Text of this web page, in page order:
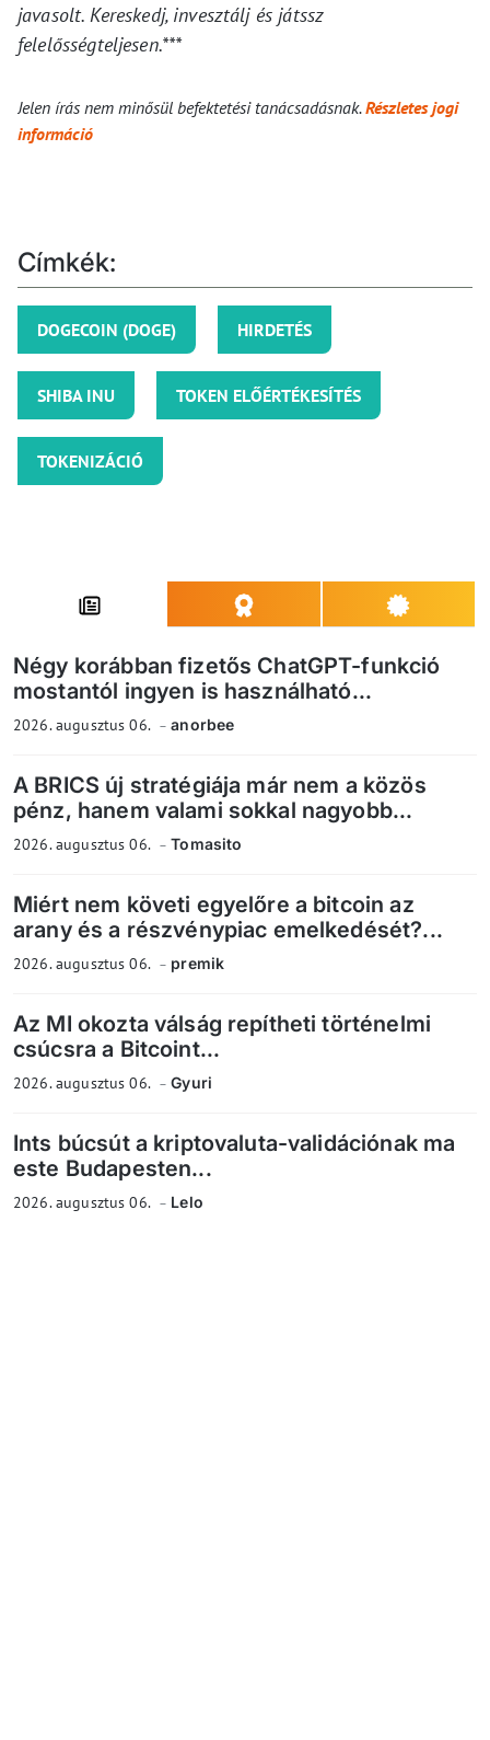
javasolt. Kereskedj, invesztálj és játssz
felelősségteljesen.***
Jelen írás nem minősül befektetési tanácsadásnak.Részletes jogi
információ
Címkék:
DOGECOIN (DOGE) HIRDETÉS
SHIBA INU TOKEN ELŐÉRTÉKESÍTÉS
TOKENIZÁCIÓ
Négy korábban fizetős ChatGPT-funkció
mostantól ingyen is használható...
2026. augusztus 06. anorbee
A BRICS új stratégiája már nem a közös
pénz, hanem valami sokkal nagyobb...
2026. augusztus 06. Tomasito
Miért nem követi egyelőre a bitcoin az
arany és a részvénypiac emelkedését?...
2026. augusztus 06. premik
Az MI okozta válság repítheti történelmi
csúcsra a Bitcoint...
2026. augusztus 06. Gyuri
Ints búcsút a kriptovaluta-validációnak ma
este Budapesten...
2026. augusztus 06. Lelo